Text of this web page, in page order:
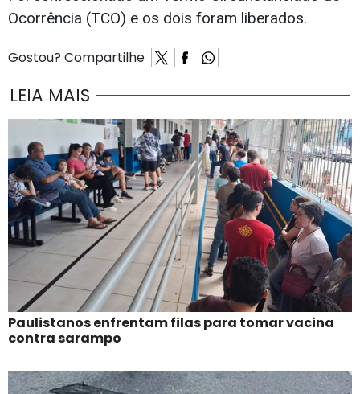
Ocorrência (TCO) e os dois foram liberados.
Gostou? Compartilhe
LEIA MAIS
Paulistanos enfrentam filas para tomar vacina
contra sarampo